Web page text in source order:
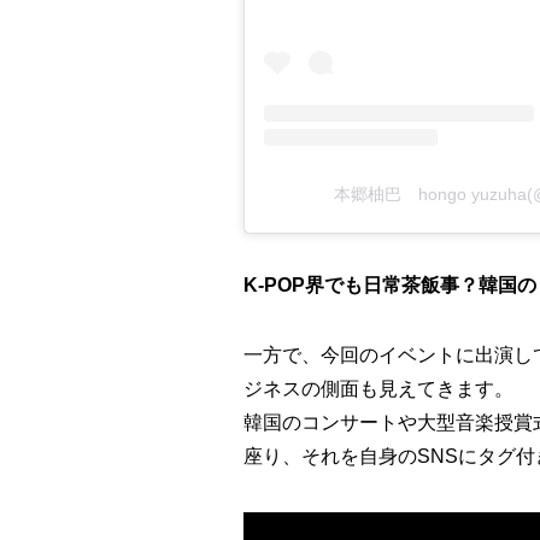
本郷柚巴 hongo
K-POP界でも日常茶飯事？韓国
一方で、今回のイベントに出演
ジネスの側面も見えてきます。
韓国のコンサートや大型音楽授
座り、それを自身のSNSにタグ